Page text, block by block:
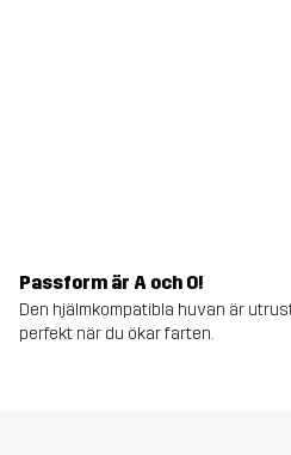
Passform är A och O!
Den hjälmkompatibla huvan är
perfekt när du ökar farten.